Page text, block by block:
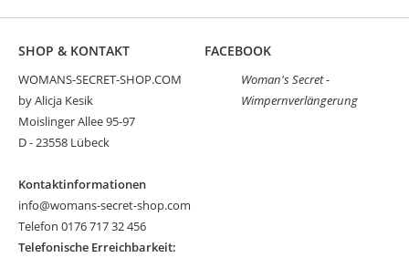
SHOP & KONTAKT
WOMANS-SECRET-SHOP.COM
by Alicja Kesik
Moislinger Allee 95-97
D - 23558 Lübeck
Kontaktinformationen
info@womans-secret-shop.com
Telefon 0176 717 32 456
Telefonische Erreichbarkeit:
FACEBOOK
Woman's Secret -
Wimpernverlängerung